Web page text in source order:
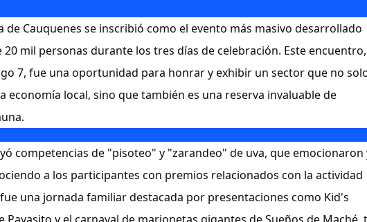
de Cauquenes se inscribió como el evento más masivo desarrollado
mil personas durante los tres días de celebración. Este
7, fue una oportunidad para honrar y exhibir un sector que no
economía local, sino que también es una reserva invaluable de
competencias de "pisoteo" y "zarandeo" de uva, que emocionaron
a los participantes con premios relacionados con la actividad
una jornada familiar destacada por presentaciones como Kid's